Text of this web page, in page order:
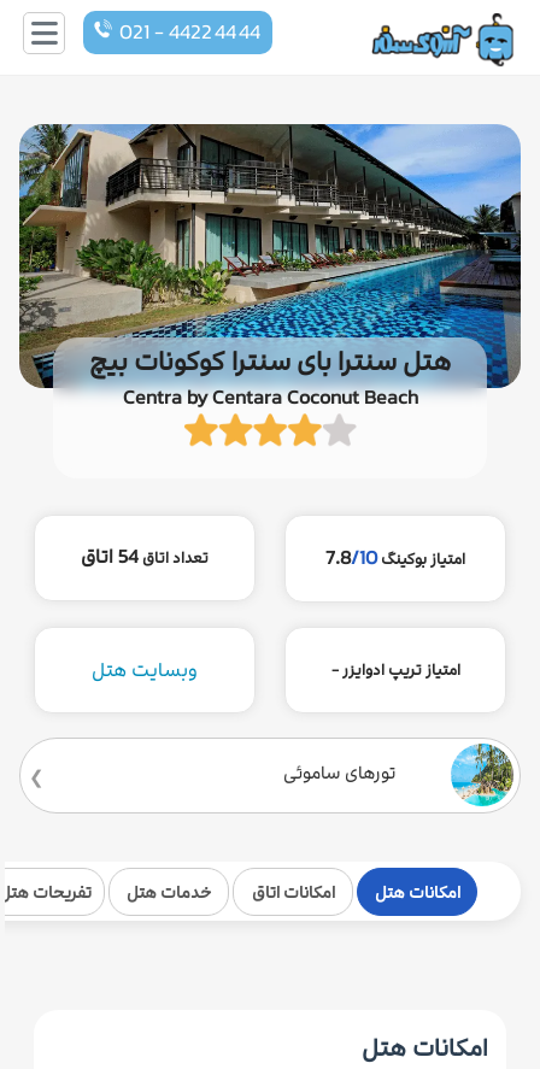
021 - 4422 44 44
هتل سنترا بای سنترا کوکونات بیچ
Centra by Centara Coconut Beach
امتیاز بوکینگ 7.8/10 تعداد اتاق54 اتاق
امتیاز تریپ ادوایزر - وبسایت هتل
تورهای ساموئی
امکانات هتل امکانات اتاق خدمات هتل تفریحات
امکانات هتل